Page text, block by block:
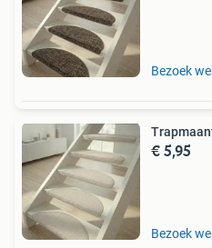
Bezoek
€ 5,95
Bezoek